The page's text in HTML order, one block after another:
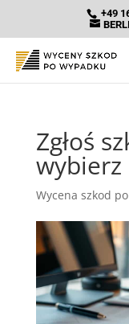
+49
Zgłoś
wybierz
Wycena szkod